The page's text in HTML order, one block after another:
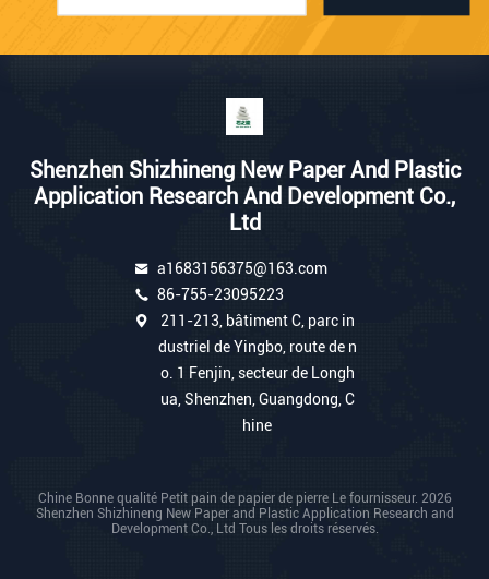
Shenzhen Shizhineng New Paper And Plastic
Application Research And Development Co.,
Ltd
a1683156375@163.com
86-755-23095223
211-213, bâtiment C, parc in
dustriel de Yingbo, route de n
o. 1 Fenjin, secteur de Longh
ua, Shenzhen, Guangdong, C
hine
Chine Bonne qualité Petit pain de papier de pierre Le fournisseur. 2026
Shenzhen Shizhineng New Paper and Plastic Application Research and
Development Co., Ltd Tous les droits réservés.